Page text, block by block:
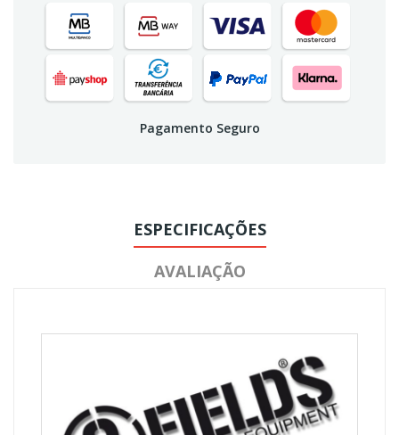
Pagamento Seguro
ESPECIFICAÇÕES
AVALIAÇÃO